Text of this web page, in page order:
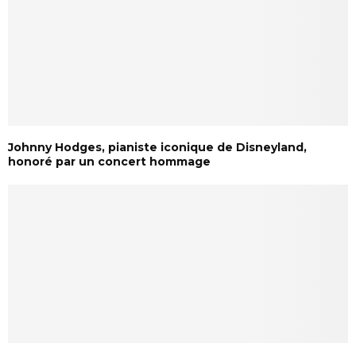
Johnny Hodges, pianiste iconique de Disneyland,
honoré par un concert hommage